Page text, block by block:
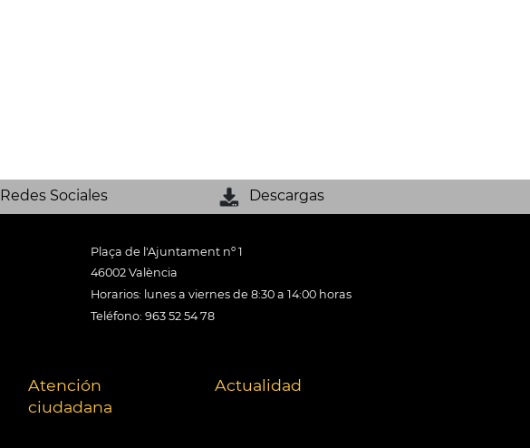
Redes Sociales Descargas
Plaça de l'Ajuntament nº 1
46002 València
Horarios: lunes a viernes de 8:30 a 14:00 horas
Teléfono: 963 52 54 78
Atención
ciudadana
Actualidad